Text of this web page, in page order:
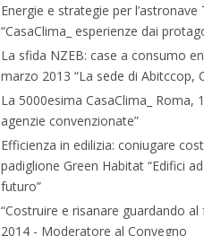
Energie e strategie per
“CasaClima_ esperienze dai
La sfida NZEB: case a consumo
marzo 2013 “La sede di Abitccop,
La 5000esima CasaClima_ Roma,
agenzie convenzionate”
Efficienza in edilizia: coniugare
padiglione Green Habitat “Edifici
futuro”
“Costruire e risanare guardando
2014 - Moderatore al Convegno